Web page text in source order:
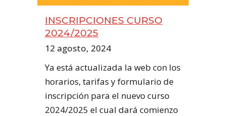
INSCRIPCIONES CURSO
2024/2025
12 agosto, 2024
Ya está actualizada la web con los
horarios, tarifas y formulario de
inscripción para el nuevo curso
2024/2025 el cual dará comienzo